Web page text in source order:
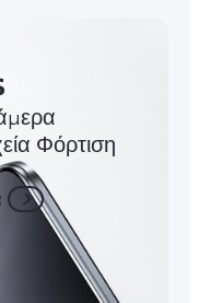
Φόρτιση